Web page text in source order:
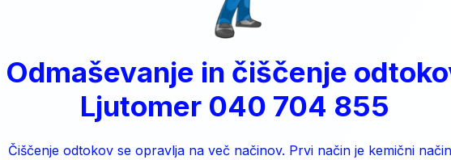
Odmaševanje in čiščenje
Ljutomer 040 704 855
Čiščenje odtokov se opravlja na več načinov. Prvi način je kemični